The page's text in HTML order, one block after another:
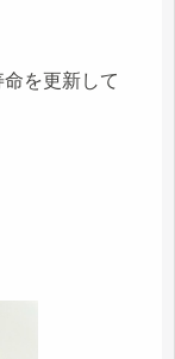
を更新して